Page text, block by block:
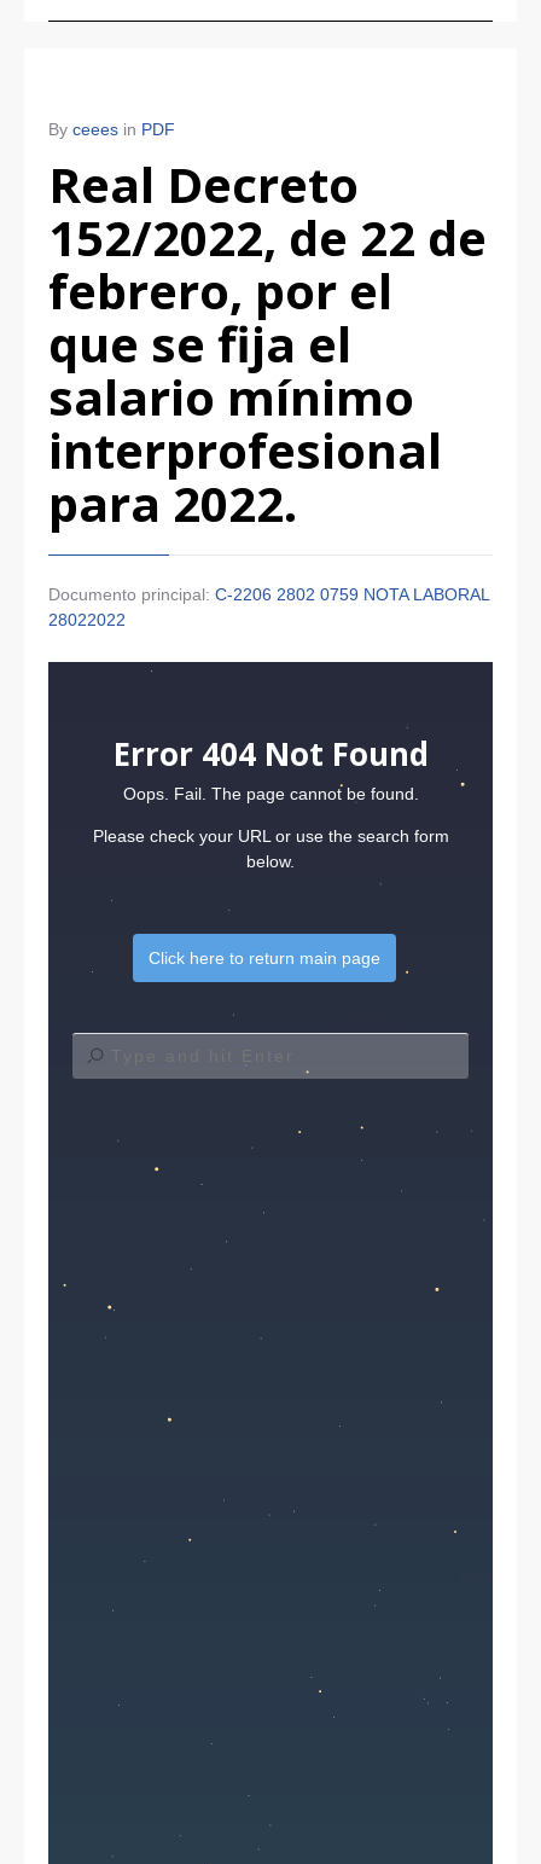
By ceees in PDF
Real Decreto
152/2022, de 22 de
febrero, por el
que se fija el
salario mínimo
interprofesional
para 2022.
Documento principal: C-2206 2802 0759 NOTA LABORAL
28022022